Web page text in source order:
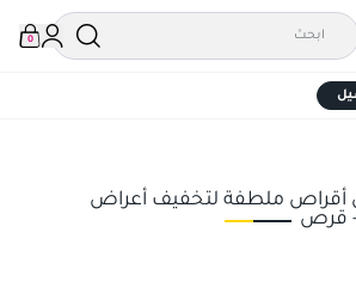
0
أقراص ملطفة لتخفيف أعراض
ملطفة لتخفيف أعراض التهاب الحلق 24- قرص